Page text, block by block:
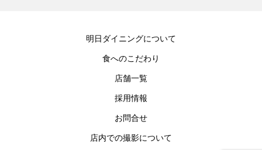
明日ダイニングについて
食へのこだわり
店舗一覧
採用情報
お問合せ
店内での撮影について